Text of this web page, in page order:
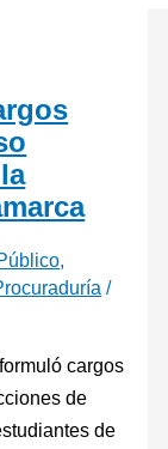
,
/
cargos
de
de